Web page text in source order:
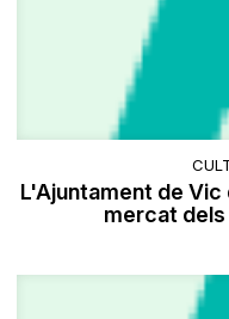
L'Ajuntament de
mercat dels